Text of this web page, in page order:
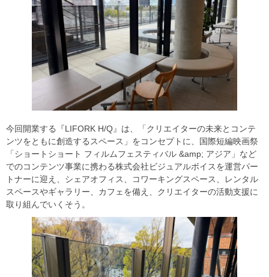
今回開業する『LIFORK H/Q』は、「クリエイターの未来とコンテ
ンツをともに創造するスペース」をコンセプトに、国際短編映画祭
「ショートショート フィルムフェスティバル &amp; アジア」など
でのコンテンツ事業に携わる株式会社ビジュアルボイスを運営パー
トナーに迎え、シェアオフィス、コワーキングスペース、レンタル
スペースやギャラリー、カフェを備え、クリエイターの活動支援に
取り組んでいくそう。